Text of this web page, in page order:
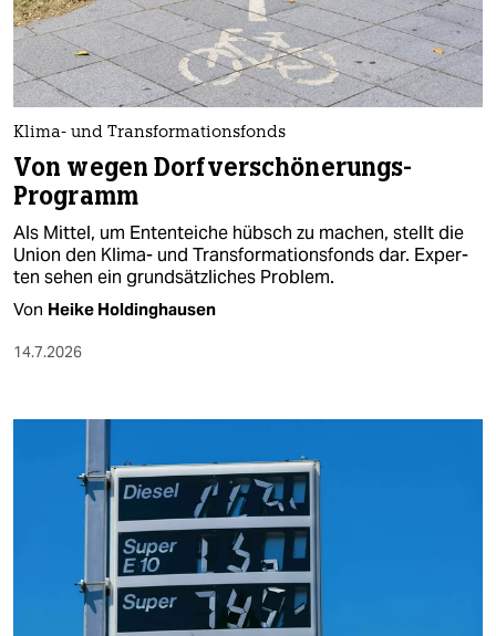
nord
wahrheit
verlag
verlag
veranstaltungen
shop
abo
genossenschaft
epaper login
Klima- und Transformationsfonds
Von wegen Dorfverschönerungs-
Programm
Als Mittel, um Ententeiche hübsch zu machen, stellt die
Union den Klima- und Transformationsfonds dar. Ex­per­
ten sehen ein grundsätzliches Problem.
Von Heike Holdinghausen
14.7.2026